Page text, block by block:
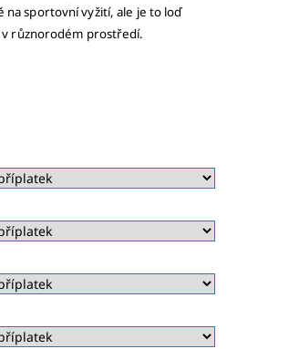
na sportovní vyžití, ale je to loď
různorodém prostředí.